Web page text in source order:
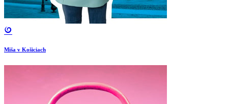
Miša v Košiciach